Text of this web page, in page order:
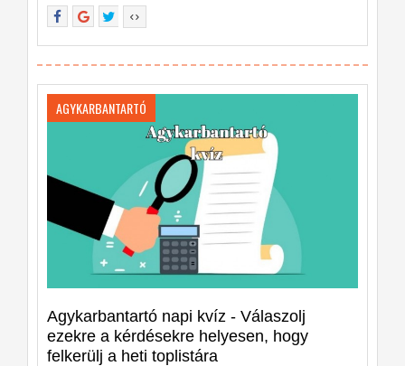
AGYKARBANTARTÓ
Agykarbantartó napi kvíz - Válaszolj
ezekre a kérdésekre helyesen, hogy
felkerülj a heti toplistára